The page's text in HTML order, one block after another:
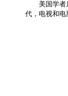
美国学者尼
代，电视和电